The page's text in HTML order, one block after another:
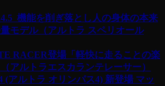
機能を削ぎ落とし人の身体の本来
モデル（アルトラ スペリオール
RACER登場「軽快に走ることの楽
アルトラエスカランテレーサー）
(アルトラ オリンパス4) 新登場 マッ